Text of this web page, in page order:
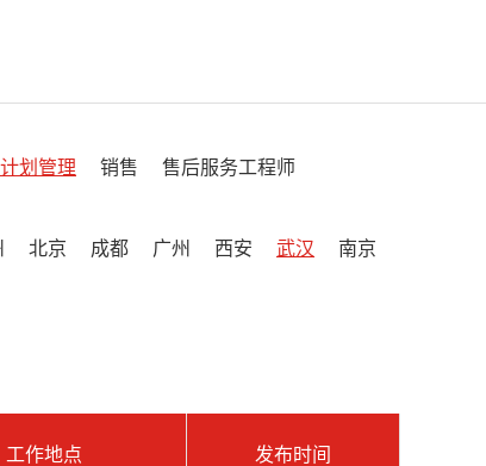
划管理 销售
售后服务工程师
北京 成都 广州 西安 武汉
南京
工作地点 发布时间